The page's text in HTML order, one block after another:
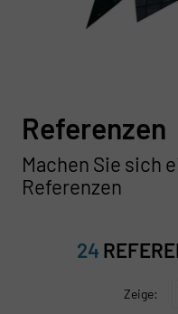
Referenzen
Machen Sie sich
Referenzen
24